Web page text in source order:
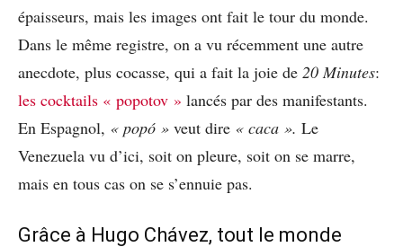
épaisseurs, mais les images ont fait le tour du monde.
Dans le même registre, on a vu récemment une autre
anecdote, plus cocasse, qui a fait la joie de 20 Minutes:
les cocktails « popotov » lancés par des manifestants.
En Espagnol, « popó » veut dire « caca ». Le
Venezuela vu d’ici, soit on pleure, soit on se marre,
mais en tous cas on se s’ennuie pas.
Grâce à Hugo Chávez, tout le monde